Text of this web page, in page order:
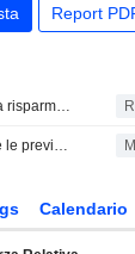
Report
Diageo: "Drastic Dave" punta a risparmi per 1 Mrd USD per contrastare la debole crescita
Berenberg alza il target price e le previsioni su Unilever: la crescita dei volumi nel secondo trimestre supera le attese; confermato il rating Hold
Calendario